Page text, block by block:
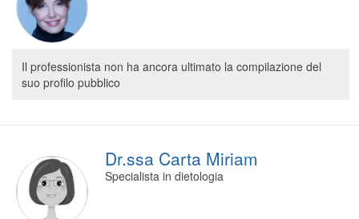
Il professionista non ha ancora ultimato la compilazione del
suo profilo pubblico
Dr.ssa Carta Miriam
Specialista in dietologia